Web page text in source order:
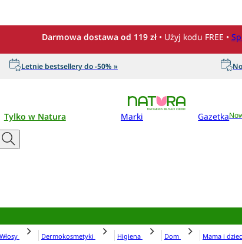
Darmowa dostawa od 119 zł • Użyj kodu FREE •
Letnie bestsellery do -50% »
Tylko w Natura Marki Gazetka
Włosy Dermokosmetyki Higiena Dom Mama i